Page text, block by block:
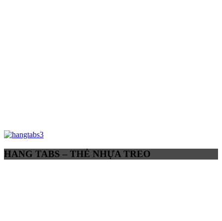
HANG TABS – THẺ NHỰA TREO